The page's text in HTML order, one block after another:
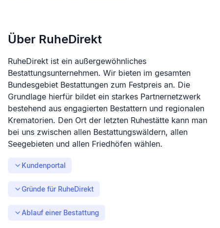
Über RuheDirekt
RuheDirekt ist ein außergewöhnliches
Bestattungsunternehmen. Wir bieten im gesamten
Bundesgebiet Bestattungen zum Festpreis an. Die
Grundlage hierfür bildet ein starkes Partnernetzwerk
bestehend aus engagierten Bestattern und regionalen
Krematorien. Den Ort der letzten Ruhestätte kann man
bei uns zwischen allen Bestattungswäldern, allen
Seegebieten und allen Friedhöfen wählen.
Kundenportal
Gründe für RuheDirekt
Ablauf einer Bestattung